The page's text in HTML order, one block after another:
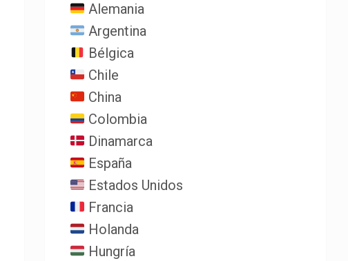
Alemania
Argentina
Bélgica
Chile
China
Colombia
Dinamarca
España
Estados Unidos
Francia
Holanda
Hungría